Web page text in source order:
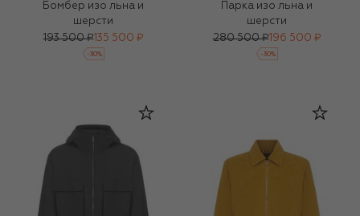
Бомбер изо льна и
шерсти
193 500 ₽135 500 ₽
-30%
Парка изо льна и
шерсти
280 500 ₽196 500 ₽
-30%